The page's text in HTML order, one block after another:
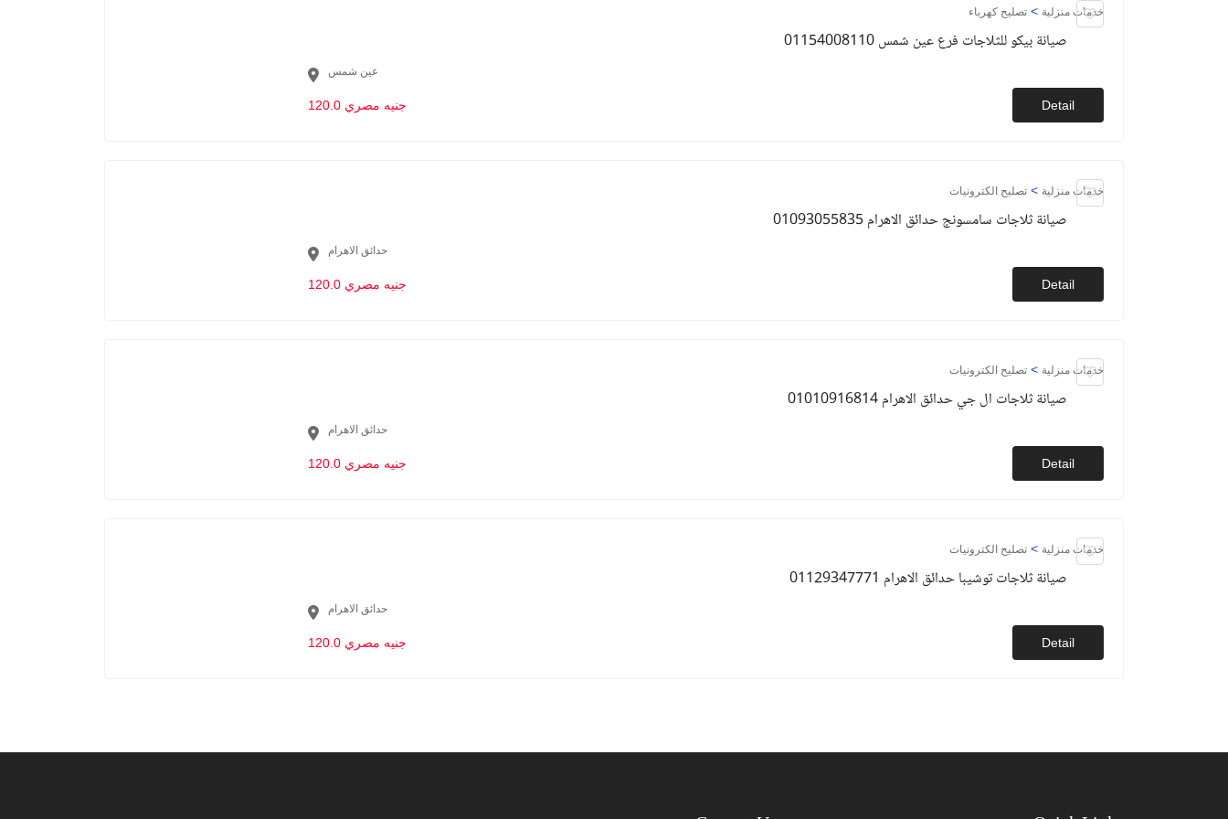
خدمات منزلية > تصليح كهرباء
صيانة بيكو للثلاجات فرع عين شمس 01154008110
عين شمس
120.0 جنيه مصري Detail
خدمات منزلية > تصليح الكترونيات
صيانة ثلاجات سامسونج حدائق الاهرام 01093055835
حدائق الاهرام
120.0 جنيه مصري Detail
خدمات منزلية > تصليح الكترونيات
صيانة ثلاجات ال جي حدائق الاهرام 01010916814
حدائق الاهرام
120.0 جنيه مصري Detail
خدمات منزلية > تصليح الكترونيات
صيانة ثلاجات توشيبا حدائق الاهرام 01129347771
حدائق الاهرام
120.0 جنيه مصري Detail